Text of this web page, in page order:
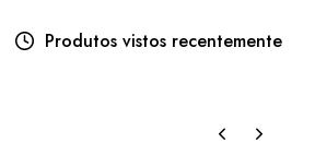
Produtos vistos recentemente